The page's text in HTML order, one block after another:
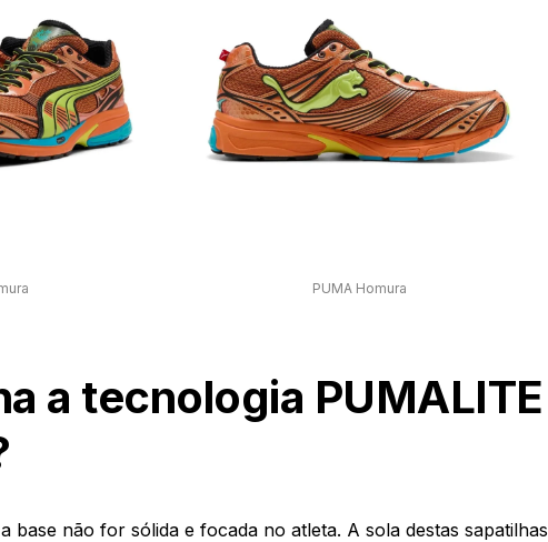
PUMA Homura
a tecnologia PUMALITE
base não for sólida e focada no atleta. A sola destas sapatilhas